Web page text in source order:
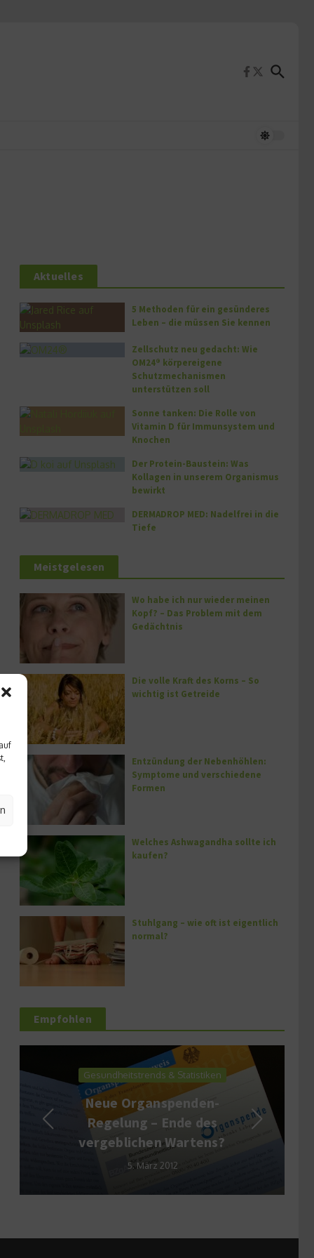
Aktuelles
5 Methoden für ein gesünderes
Leben – die müssen Sie kennen
Zellschutz neu gedacht: Wie
OM24® körpereigene
Schutzmechanismen
unterstützen soll
Sonne tanken: Die Rolle von
Vitamin D für Immunsystem und
Knochen
Der Protein-Baustein: Was
Kollagen in unserem Organismus
bewirkt
DERMADROP MED: Nadelfrei in die
Tiefe
Meistgelesen
Wo habe ich nur wieder meinen
Kopf? – Das Problem mit dem
Gedächtnis
Die volle Kraft des Korns – So
wichtig ist Getreide
Entzündung der Nebenhöhlen:
Symptome und verschiedene
Formen
Welches Ashwagandha sollte ich
kaufen?
Stuhlgang – wie oft ist eigentlich
normal?
Empfohlen
Gesundheitstrends & Statistiken
Neue Organspenden-
Regelung – Ende des
vergeblichen Wartens?
5. März 2012